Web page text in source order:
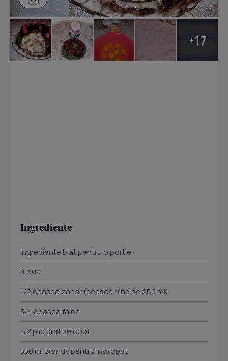
+17
Ingrediente
Ingrediente blat pentru o portie:
4 oua
1/2 ceasca zahar (ceasca fiind de 250 ml)
3/4 ceasca faina
1/2 plic praf de copt
330 ml Brandy pentru insiropat